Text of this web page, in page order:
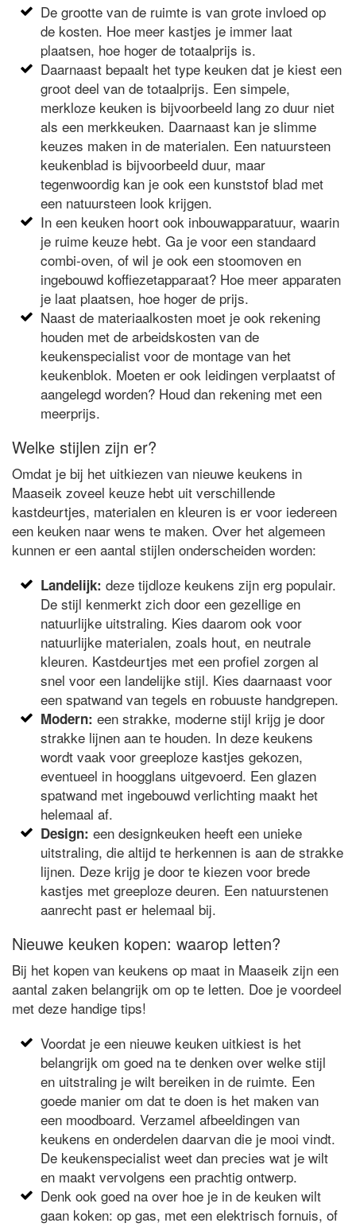
De grootte van de ruimte is van grote invloed op
de kosten. Hoe meer kastjes je immer laat
plaatsen, hoe hoger de totaalprijs is.
Daarnaast bepaalt het type keuken dat je kiest een
groot deel van de totaalprijs. Een simpele,
merkloze keuken is bijvoorbeeld lang zo duur niet
als een merkkeuken. Daarnaast kan je slimme
keuzes maken in de materialen. Een natuursteen
keukenblad is bijvoorbeeld duur, maar
tegenwoordig kan je ook een kunststof blad met
een natuursteen look krijgen.
In een keuken hoort ook inbouwapparatuur, waarin
je ruime keuze hebt. Ga je voor een standaard
combi-oven, of wil je ook een stoomoven en
ingebouwd koffiezetapparaat? Hoe meer apparaten
je laat plaatsen, hoe hoger de prijs.
Naast de materiaalkosten moet je ook rekening
houden met de arbeidskosten van de
keukenspecialist voor de montage van het
keukenblok. Moeten er ook leidingen verplaatst of
aangelegd worden? Houd dan rekening met een
meerprijs.
Welke stijlen zijn er?
Omdat je bij het uitkiezen van nieuwe keukens in
Maaseik zoveel keuze hebt uit verschillende
kastdeurtjes, materialen en kleuren is er voor iedereen
een keuken naar wens te maken. Over het algemeen
kunnen er een aantal stijlen onderscheiden worden:
Landelijk: deze tijdloze keukens zijn erg populair.
De stijl kenmerkt zich door een gezellige en
natuurlijke uitstraling. Kies daarom ook voor
natuurlijke materialen, zoals hout, en neutrale
kleuren. Kastdeurtjes met een profiel zorgen al
snel voor een landelijke stijl. Kies daarnaast voor
een spatwand van tegels en robuuste handgrepen.
Modern: een strakke, moderne stijl krijg je door
strakke lijnen aan te houden. In deze keukens
wordt vaak voor greeploze kastjes gekozen,
eventueel in hoogglans uitgevoerd. Een glazen
spatwand met ingebouwd verlichting maakt het
helemaal af.
Design: een designkeuken heeft een unieke
uitstraling, die altijd te herkennen is aan de strakke
lijnen. Deze krijg je door te kiezen voor brede
kastjes met greeploze deuren. Een natuurstenen
aanrecht past er helemaal bij.
Nieuwe keuken kopen: waarop letten?
Bij het kopen van keukens op maat in Maaseik zijn een
aantal zaken belangrijk om op te letten. Doe je voordeel
met deze handige tips!
Voordat je een nieuwe keuken uitkiest is het
belangrijk om goed na te denken over welke stijl
en uitstraling je wilt bereiken in de ruimte. Een
goede manier om dat te doen is het maken van
een moodboard. Verzamel afbeeldingen van
keukens en onderdelen daarvan die je mooi vindt.
De keukenspecialist weet dan precies wat je wilt
en maakt vervolgens een prachtig ontwerp.
Denk ook goed na over hoe je in de keuken wilt
gaan koken: op gas, met een elektrisch fornuis, of